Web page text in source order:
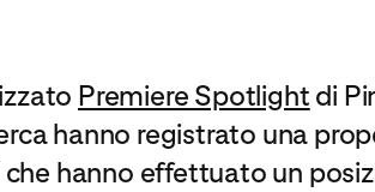
Premiere Spotlight di
hanno registrato una
hanno effettuato un